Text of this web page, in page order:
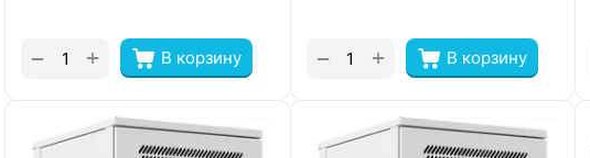
В корзину
+
− В корзину
+
−